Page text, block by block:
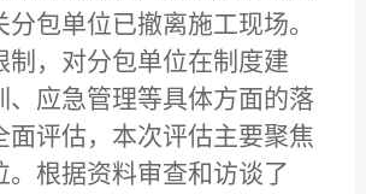
包单位已撤离施工现场。
制，对分包单位在制度建
、应急管理等具体方面的落
面评估，本次评估主要聚焦
。根据资料审查和访谈了